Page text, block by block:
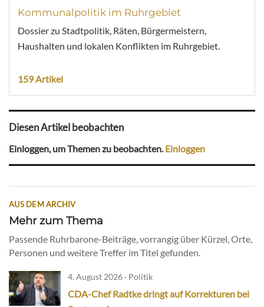
Kommunalpolitik im Ruhrgebiet
Dossier zu Stadtpolitik, Räten, Bürgermeistern,
Haushalten und lokalen Konflikten im Ruhrgebiet.
159 Artikel
Diesen Artikel beobachten
Einloggen, um Themen zu beobachten. Einloggen
AUS DEM ARCHIV
Mehr zum Thema
Passende Ruhrbarone-Beiträge, vorrangig über Kürzel, Orte,
Personen und weitere Treffer im Titel gefunden.
4. August 2026 · Politik
CDA-Chef Radtke dringt auf Korrekturen bei